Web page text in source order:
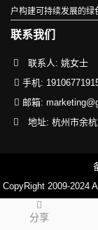
分享
户构建可持续发展的绿
联系我们
联系人: 姚女士
手机:
邮箱:
地址: 杭州市余
CopyRight 2009-2024